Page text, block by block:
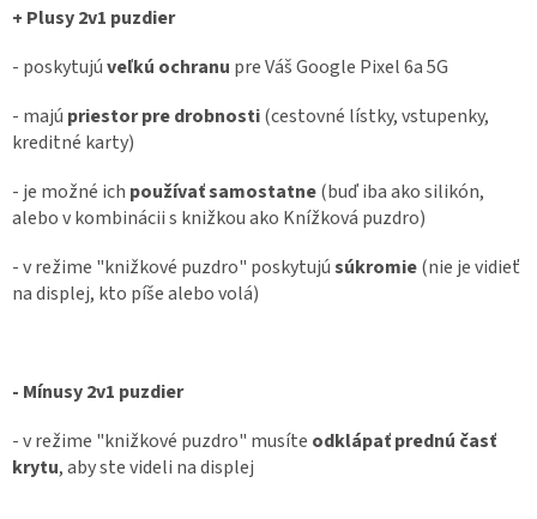
+ Plusy 2v1 puzdier
- poskytujúveľkú ochranu pre Váš Google Pixel 6a 5G
- majú priestor pre drobnosti(cestovné lístky, vstupenky,
kreditné karty)
- je možné ich používať samostatne(buď iba ako silikón,
alebo v kombinácii s knižkou ako Knížková puzdro)
- v režime "knižkové puzdro" poskytujúsúkromie(nie je vidieť
na displej, kto píše alebo volá)
- Mínusy 2v1 puzdier
- v režime "knižkové puzdro" musíte odklápať prednú časť
krytu, aby ste videli na displej